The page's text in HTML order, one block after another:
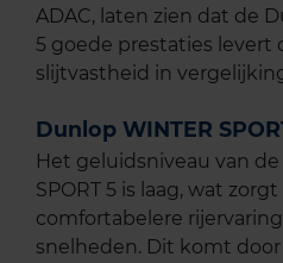
ADAC, laten zien dat de
5 goede prestaties levert
slijtvastheid in
Dunlop WINTER
Het geluidsniveau van
SPORT 5 is laag, wat
comfortabelere
snelheden. Dit komt